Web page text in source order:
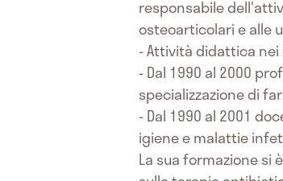
responsabile
osteoarticolari e alle
- Attività didattica
- Dal 1990 al 2000
specializzazione di
- Dal 1990 al 2001
igiene e malattie
La sua formazione si